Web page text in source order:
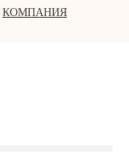
КОМПАНИЯ